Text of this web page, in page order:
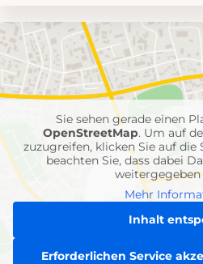
mit
Feuerwehr-
Einheiten
Sie sehen gerade einen
OpenStreetMap. Um auf
zuzugreifen, klicken Sie auf
beachten Sie, dass dabei
weitergegeben
Mehr
Inhalt
Erforderlichen Service